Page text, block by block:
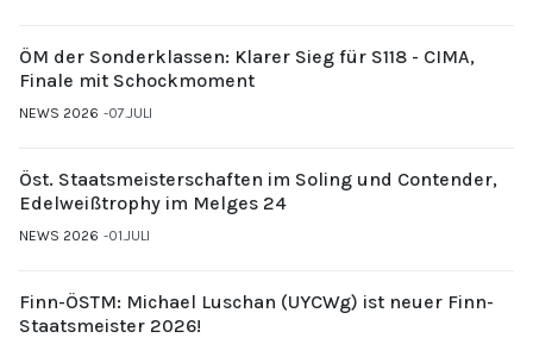
ÖM der Sonderklassen: Klarer Sieg für S118 - CIMA,
Finale mit Schockmoment
NEWS 2026 07.JULI
Öst. Staatsmeisterschaften im Soling und Contender,
Edelweißtrophy im Melges 24
NEWS 2026 01.JULI
Finn-ÖSTM: Michael Luschan (UYCWg) ist neuer Finn-
Staatsmeister 2026!